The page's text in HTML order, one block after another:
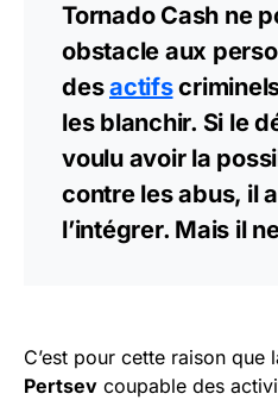
Tornado Cash ne
obstacle aux
desactifs
les blanchir. Si le
voulu avoir la
contre les abus, il
l’intégrer. Mais il
C’est pour cette raison que
Pertsev coupable des